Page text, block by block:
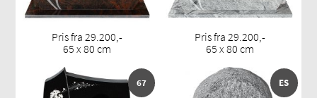
Pris fra 29.200,-
65 x 80 cm
Pris fra 29.200,-
65 x 80 cm
67 ES